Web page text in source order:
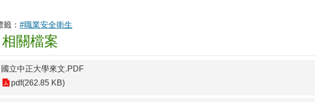
籤： #職業安全衛生
相關檔案
國立中正大學來文.PDF
pdf(262.85 KB)